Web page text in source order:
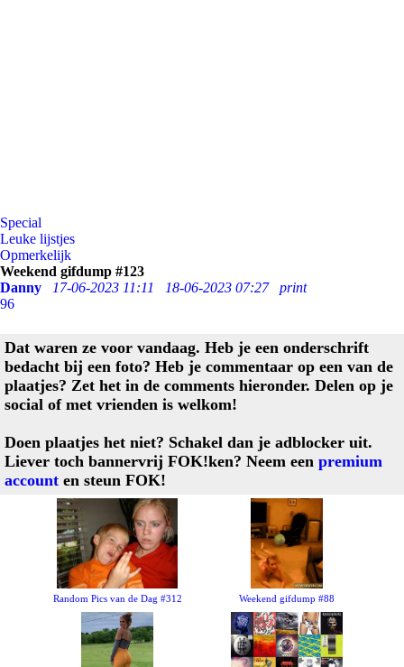
Special
Leuke lijstjes
Opmerkelijk
Weekend gifdump #123
Danny
17-06-2023 11:11 18-06-2023 07:27
print
96
Dat waren ze voor vandaag. Heb je een onderschrift
bedacht bij een foto? Heb je commentaar op een van de
plaatjes? Zet het in de comments hieronder. Delen op je
social of met vrienden is welkom!
Doen plaatjes het niet? Schakel dan je adblocker uit.
Liever toch bannervrij FOK!ken? Neem een premium
account en steun FOK!
Random Pics van de Dag #312 Weekend gifdump #88